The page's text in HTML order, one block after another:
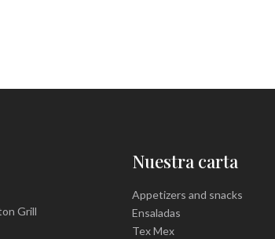
Grill
Nuestra carta
Appetizers and snacks
Ensaladas
Tex Mex